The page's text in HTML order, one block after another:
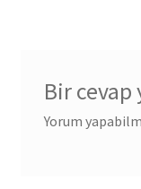
Bir cevap
Yorum